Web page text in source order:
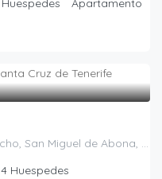
Huespedes Apartamento
Amarilla Golf, Urbanización El Guincho, San Miguel de Abona, Santa Cruz de Tenerife, Canarias, 38639, España
4 Huespedes